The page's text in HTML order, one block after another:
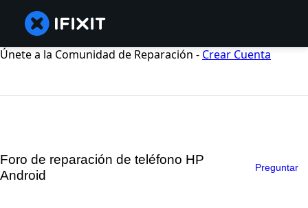
Únete a la Comunidad de Reparación - Crear Cuenta
Foro de reparación de teléfono HP
Android
Preguntar